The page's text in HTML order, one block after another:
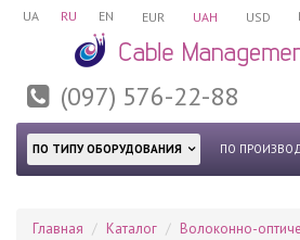
UA RU EN EUR UAH USD
(097) 576-22-88
ПО ТИПУ ОБОРУДОВАНИЯ ПО
Главная Каталог
Волоконно-